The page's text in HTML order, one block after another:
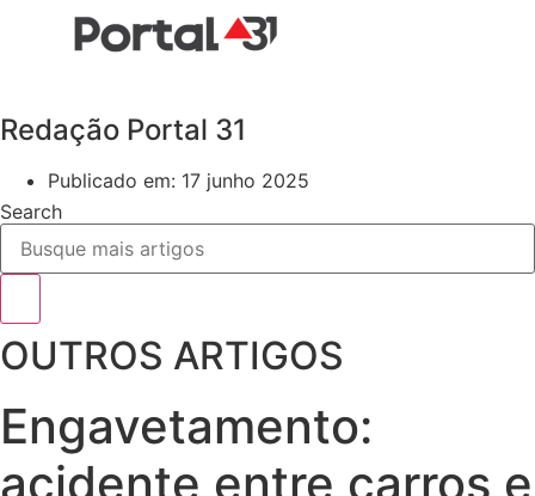
Redação Portal 31
Publicado em: 17 junho 2025
Search
OUTROS ARTIGOS
Engavetamento:
acidente entre carros e